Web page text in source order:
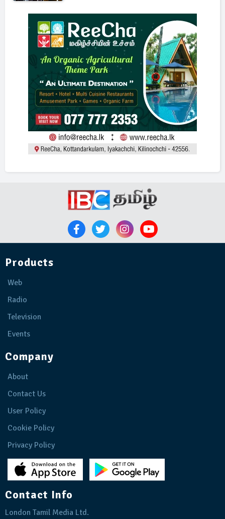
Products
Web
Radio
Television
Events
Company
About
Contact Us
User Policy
Cookie Policy
Privacy Policy
Contact Info
London Tamil Media Ltd.